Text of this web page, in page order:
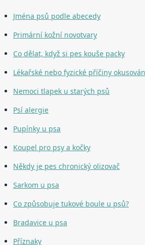
Jména psů podle abecedy
Primární kožní novotvary
Co dělat, když si pes kouše packy
Lékařské nebo fyzické příčiny
Nemoci tlapek u starých psů
Psí alergie
Pupínky u psa
Koupel pro psy a kočky
Někdy je pes chronický olizovač
Sarkom u psa
Co způsobuje tukové boule u psů?
Bradavice u psa
Příznaky